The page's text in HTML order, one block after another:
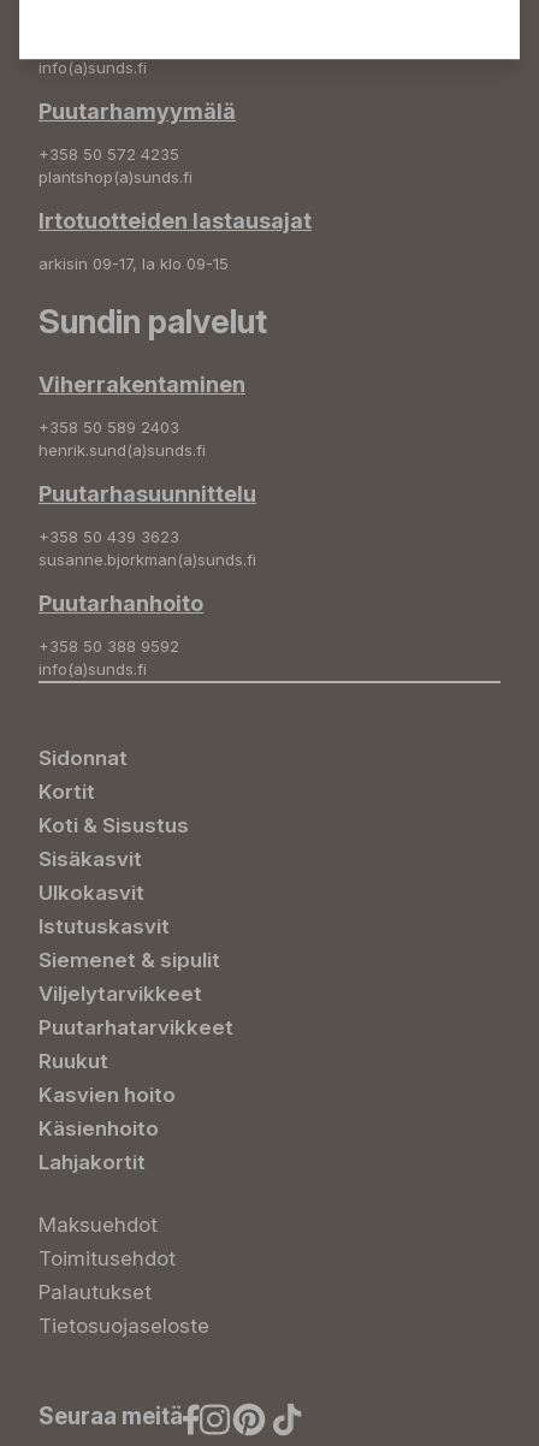
info(a)sunds.fi
Puutarhamyymälä
+358 50 572 4235
plantshop(a)sunds.fi
Irtotuotteiden lastausajat
arkisin 09-17, la klo 09-15
Sundin palvelut
Viherrakentaminen
+358 50 589 2403
henrik.sund(a)sunds.fi
Puutarhasuunnittelu
+358 50 439 3623
susanne.bjorkman(a)sunds.fi
Puutarhanhoito
+358 50 388 9592
info(a)sunds.fi
Sidonnat
Kortit
Koti & Sisustus
Sisäkasvit
Ulkokasvit
Istutuskasvit
Siemenet & sipulit
Viljelytarvikkeet
Puutarhatarvikkeet
Ruukut
Kasvien hoito
Käsienhoito
Lahjakortit
Maksuehdot
Toimitusehdot
Palautukset
Tietosuojaseloste
Seuraa meitä